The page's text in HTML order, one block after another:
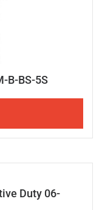
B-BS-5S
Duty 06-